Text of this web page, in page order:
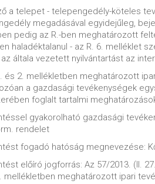
a telepet - telepengedély-köteles
megadásával egyidejűleg,
pedig az R.-ben meghatározott
haladéktalanul - az R. 6. melléklet
általa vezetett nyilvántartást az
és 2. mellékletben meghatározott
a gazdasági tevékenységek
foglalt tartalmi
gyakorolható gazdasági
rendelet
fogadó hatóság megnevezése:
előíró jogforrás: Az 57/2013. (II.
mellékletben meghatározott ipari